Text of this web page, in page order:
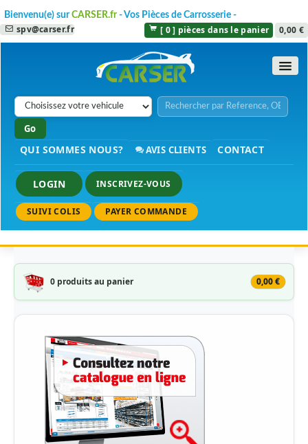
Bienvenu(e) surCARSER.fr- Vos Pièces de Carrosserie -
spv@carser.fr [ 0 ] pièces dans le panier 0,00 €
QUI SOMMES NOUS? AVIS CLIENTS CONTACT
LOGIN INSCRIVEZ-VOUS
SUIVI COLIS PAYER COMMANDE
0 produits au panier 0,00 €